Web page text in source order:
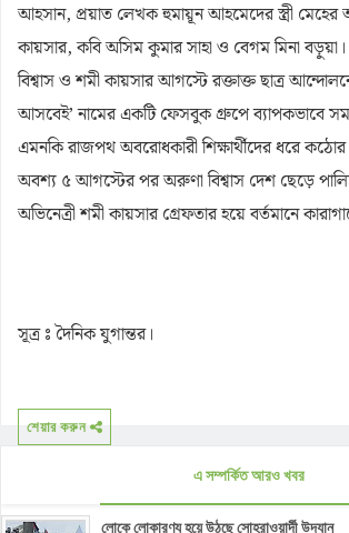
আহসান, প্রয়াত লেখক হুমায়ূন আহমেদের স্ত্রী
কায়সার, কবি অসিম কুমার সাহা ও বেগম মিনা
বিশ্বাস ও শমী কায়সার আগস্টে রক্তাক্ত ছাত্র
আসবেই’ নামের একটি ফেসবুক গ্রুপে ব্যাপকভাবে
এমনকি রাজপথ অবরোধকারী শিক্ষার্থীদের ধরে
অবশ্য ৫ আগস্টের পর অরুণা বিশ্বাস দেশ ছেড়ে
অভিনেত্রী শমী কায়সার গ্রেফতার হয়ে বর্তমানে
সূত্র ঃ দৈনিক যুগান্তর।
শেয়ার করুন
এ সম্পর্কিত আরও খবর
লোকে লোকারণ্য হয়ে উঠছে সোহরাওয়ার্দী উদ্যান